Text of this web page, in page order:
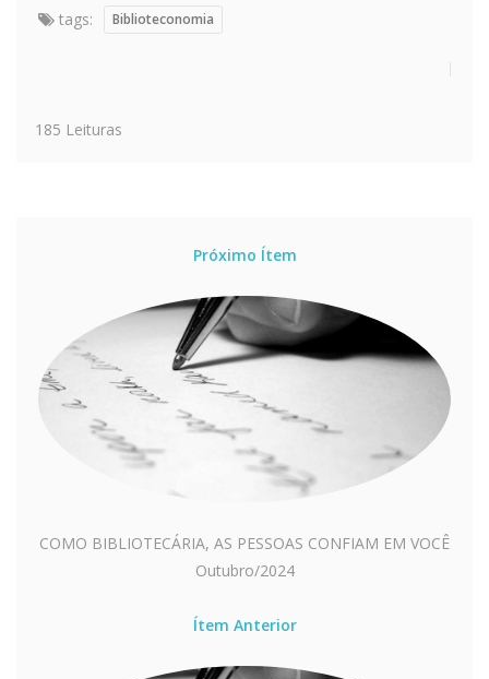
tags: Biblioteconomia
185 Leituras
Próximo Ítem
COMO BIBLIOTECÁRIA, AS PESSOAS CONFIAM EM VOCÊ
Outubro/2024
Ítem Anterior